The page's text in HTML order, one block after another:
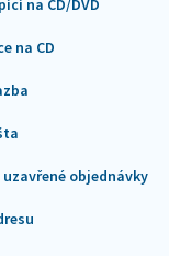
na CD/DVD
na CD
objednávky